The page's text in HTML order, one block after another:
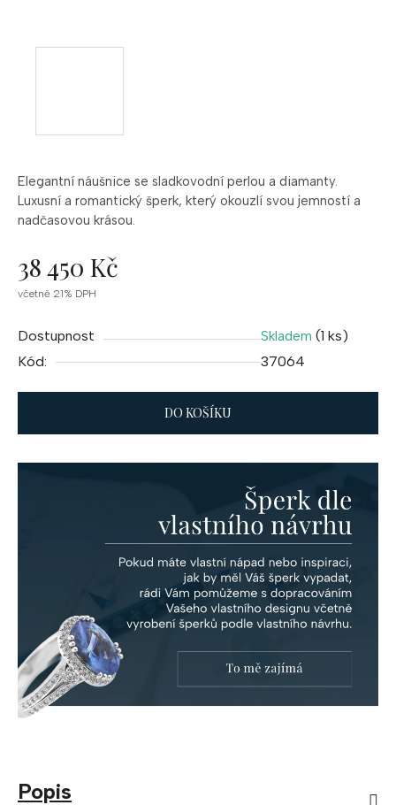
Elegantní náušnice se sladkovodní perlou a diamanty.
Luxusní a romantický šperk, který okouzlí svou jemností a
nadčasovou krásou.
38 450 Kč
Měrná
včetně 21% DPH
Dostupnost Skladem (1 ks)
Kód:
37064
DO KOŠÍKU
Popis